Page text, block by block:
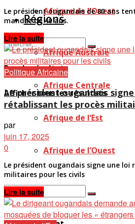
Afrique de l’Ouest
Pas de résultat
Afficher tous les résultats
Régions
Afrique Australe
Afrique Centrale
Afrique de l’Est
Afrique de l’Ouest
Le président ougandais de 80 ans
mandat de 40 ans.
Lire la suiteDetails
Politique Africaine
Le président ougandais
rétablissant les procès
par
juin 17, 2025
0
Le président ougandais signe une loi
militaires pour les civils
Lire la suiteDetails